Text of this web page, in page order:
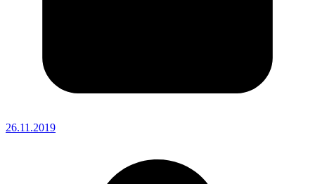
26.11.2019